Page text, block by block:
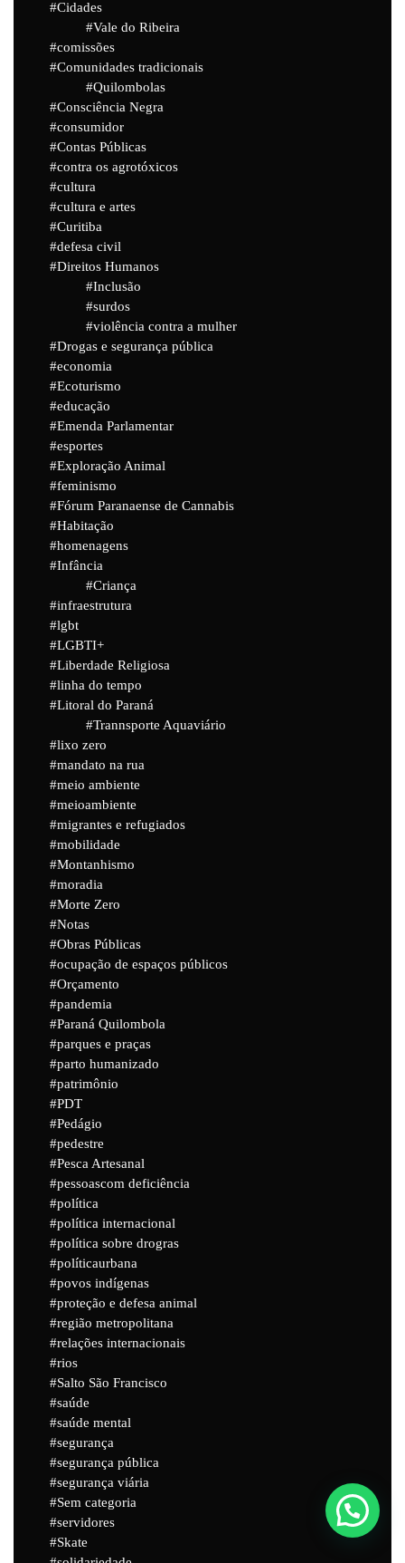
Cidades
Vale do Ribeira
comissões
Comunidades tradicionais
Quilombolas
Consciência Negra
consumidor
Contas Públicas
contra os agrotóxicos
cultura
cultura e artes
Curitiba
defesa civil
Direitos Humanos
Inclusão
surdos
violência contra a mulher
Drogas e segurança pública
economia
Ecoturismo
educação
Emenda Parlamentar
esportes
Exploração Animal
feminismo
Fórum Paranaense de Cannabis
Habitação
homenagens
Infância
Criança
infraestrutura
lgbt
LGBTI+
Liberdade Religiosa
linha do tempo
Litoral do Paraná
Trannsporte Aquaviário
lixo zero
mandato na rua
meio ambiente
meioambiente
migrantes e refugiados
mobilidade
Montanhismo
moradia
Morte Zero
Notas
Obras Públicas
ocupação de espaços públicos
Orçamento
pandemia
Paraná Quilombola
parques e praças
parto humanizado
patrimônio
PDT
Pedágio
pedestre
Pesca Artesanal
pessoascom deficiência
política
política internacional
política sobre drogras
políticaurbana
povos indígenas
proteção e defesa animal
região metropolitana
relações internacionais
rios
Salto São Francisco
saúde
saúde mental
segurança
segurança pública
segurança viária
Sem categoria
servidores
Skate